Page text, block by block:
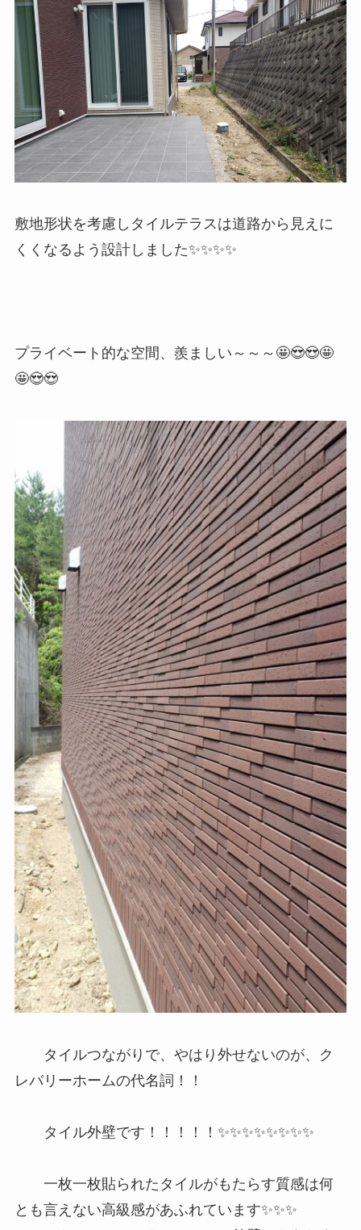
敷地形状を考慮しタイルテラスは道路から見えに
くくなるよう設計しました✨✨✨✨
プライベート的な空間、羨ましい～～～🤩😍😍🤩
🤩😍😍
タイルつながりで、やはり外せないのが、ク
レバリーホームの代名詞！！
タイル外壁です！！！！！✨✨✨✨✨✨✨✨
一枚一枚貼られたタイルがもたらす質感は何
とも言えない高級感があふれています✨✨✨